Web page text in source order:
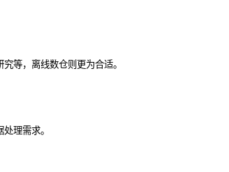
等，离线数仓则更为合适。
理需求。